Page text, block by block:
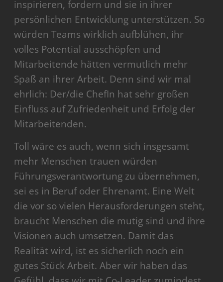
inspirieren, fordern und sie in ihrer
persönlichen Entwicklung unterstützen. So
würden Teams wirklich aufblühen, ihr
volles Potential ausschöpfen und
Mitarbeitende hätten vermutlich mehr
Spaß an ihrer Arbeit. Denn sind wir mal
ehrlich: Der/die ChefIn hat sehr großen
Einfluss auf Zufriedenheit und Erfolg der
Mitarbeitenden.
Toll wäre es auch, wenn sich insgesamt
mehr Menschen trauen würden
Führungsverantwortung zu übernehmen,
sei es in Beruf oder Ehrenamt. Eine Welt
die vor so vielen Herausforderungen steht,
braucht Menschen die mutig sind und ihre
Visionen auch umsetzen. Damit das
Realität wird, ist es sicherlich noch ein
gutes Stück Arbeit. Aber wir haben das